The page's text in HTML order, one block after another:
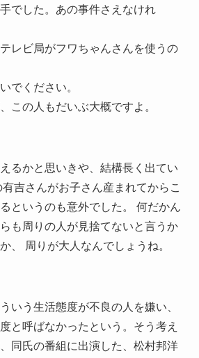
でした。あの事件さえなけれ
レビ局がフワちゃんさんを使うの
でください。
この人もだいぶ大概ですよ。
るかと思いきや、結構長く出てい
吉さんがお子さん産まれてからこ
というのも意外でした。 何だかん
も周りの人が見捨てないと言うか
、 周りが大人なんでしょうね。
いう生活態度が不良の人を嫌い、
と呼ばなかったという。そう考え
同氏の番組に出演した、松村邦洋